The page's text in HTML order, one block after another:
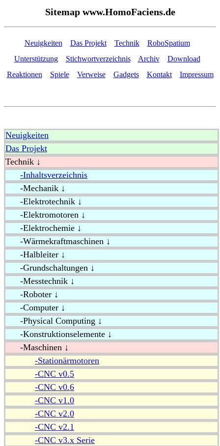
Sitemap www.HomoFaciens.de
Neuigkeiten Das Projekt Technik
RoboSpatium
Unterstützung
Stichwortverzeichnis Archiv
Download
Reaktionen
Spiele Verweise Gadgets Kontakt Impressum
Neuigkeiten
Das Projekt
Technik ↓
-Inhaltsverzeichnis
-Mechanik ↓
-Elektrotechnik ↓
-Elektromotoren ↓
-Elektrochemie ↓
-Wärmekraftmaschinen ↓
-Halbleiter ↓
-Grundschaltungen ↓
-Messtechnik ↓
-Roboter ↓
-Computer ↓
-Physical Computing ↓
-Konstruktionselemente ↓
-Maschinen ↓
-Stationärmotoren
-CNC v0.5
-CNC v0.6
-CNC v1.0
-CNC v2.0
-CNC v2.1
-CNC v3.x Serie